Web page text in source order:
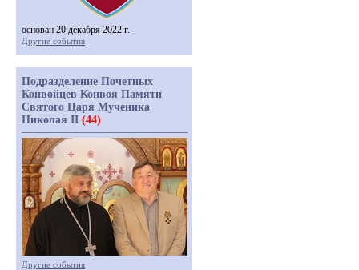
основан 20 декабря 2022 г.
Другие события
Подразделение Почетных
Конвойцев Конвоя Памяти
Святого Царя Мученика
Николая II (44)
Другие события